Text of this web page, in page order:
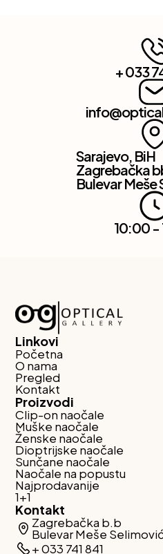
+ 033
Sarajevo, BiH
Zagrebačka
Bulevar Meše
10:00 -
Linkovi
Početna
O nama
Pregled
Kontakt
Proizvodi
Clip-on naočale
Muške naočale
Ženske naočale
Dioptrijske naočale
Sunčane naočale
Naočale na popustu
Najprodavanije
1+1
Kontakt
Zagrebačka b.b
Bulevar Meše
+ 033 741 841